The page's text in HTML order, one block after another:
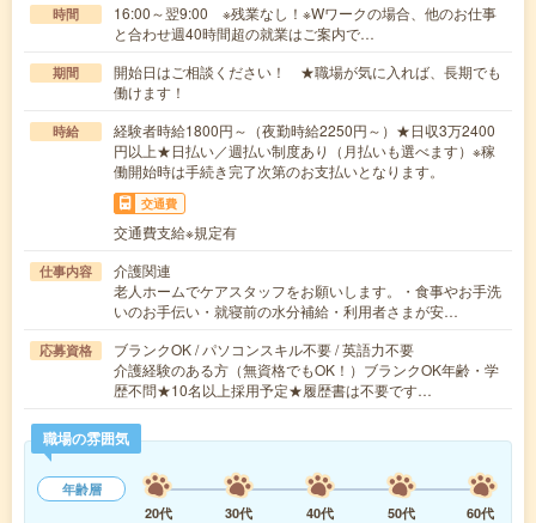
時間
16:00～翌9:00 ※残業なし！※Wワークの場合、他のお仕事
と合わせ週40時間超の就業はご案内で…
期間
開始日はご相談ください！ ★職場が気に入れば、長期でも
働けます！
時給
経験者時給1800円～（夜勤時給2250円～）★日収3万2400
円以上★日払い／週払い制度あり（月払いも選べます）※稼
働開始時は手続き完了次第のお支払いとなります。
交通費
交通費支給※規定有
仕事内容
介護関連
老人ホームでケアスタッフをお願いします。・食事やお手洗
いのお手伝い・就寝前の水分補給・利用者さまが安…
応募資格
ブランクOK / パソコンスキル不要 / 英語力不要
介護経験のある方（無資格でもOK！）ブランクOK年齢・学
歴不問★10名以上採用予定★履歴書は不要です…
職場の雰囲気
年齢層
20代
30代 40代 50代
60代